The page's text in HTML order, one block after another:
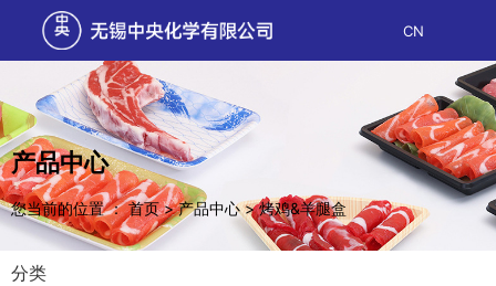
CN
产品中心
您当前的位置 ： 首页>产品中心 >烤鸡&羊腿盒
分类